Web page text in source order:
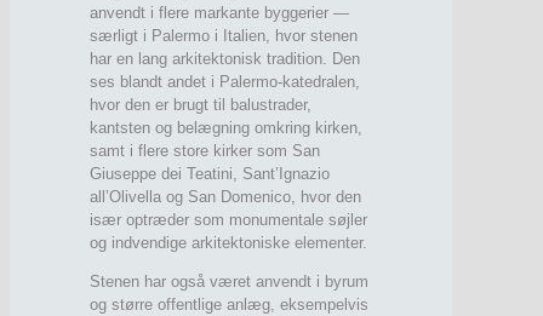
anvendt i flere markante byggerier —
særligt i Palermo i Italien, hvor stenen
har en lang arkitektonisk tradition. Den
ses blandt andet i Palermo-katedralen,
hvor den er brugt til balustrader,
kantsten og belægning omkring kirken,
samt i flere store kirker som San
Giuseppe dei Teatini, Sant’Ignazio
all’Olivella og San Domenico, hvor den
især optræder som monumentale søjler
og indvendige arkitektoniske elementer.
Stenen har også været anvendt i byrum
og større offentlige anlæg, eksempelvis